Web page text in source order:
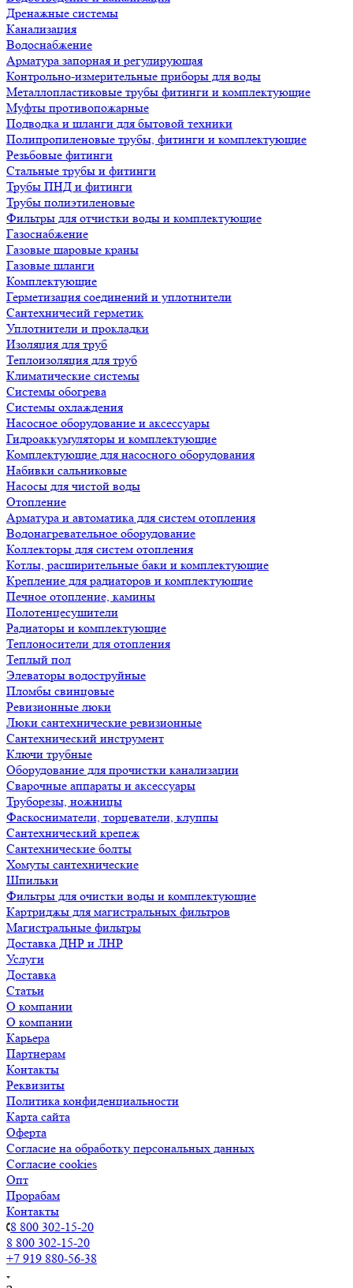
Дренажные системы
Канализация
Водоснабжение
Арматура запорная и регулирующая
Контрольно-измерительные приборы для воды
Металлопластиковые трубы фитинги и комплектующие
Муфты противопожарные
Подводка и шланги для бытовой техники
Полипропиленовые трубы, фитинги и комплектующие
Резьбовые фитинги
Стальные трубы и фитинги
Трубы ПНД и фитинги
Трубы полиэтиленовые
Фильтры для отчистки воды и комплектующие
Газоснабжение
Газовые шаровые краны
Газовые шланги
Комплектующие
Герметизация соединений и уплотнители
Сантехничесий герметик
Уплотнители и прокладки
Изоляция для труб
Теплоизоляция для труб
Климатические системы
Системы обогрева
Системы охлаждения
Насосное оборудование и аксессуары
Гидроаккумуляторы и комплектующие
Комплектующие для насосного оборудования
Набивки сальниковые
Насосы для чистой воды
Отопление
Арматура и автоматика для систем отопления
Водонагревательное оборудование
Коллекторы для систем отопления
Котлы, расширительные баки и комплектующие
Крепление для радиаторов и комплектующие
Печное отопление, камины
Полотенцесушители
Радиаторы и комплектующие
Теплоносители для отопления
Теплый пол
Элеваторы водоструйные
Пломбы свинцовые
Ревизионные люки
Люки сантехнические ревизионные
Сантехнический инструмент
Ключи трубные
Оборудование для прочистки канализации
Сварочные аппараты и аксессуары
Труборезы, ножницы
Фаскосниматели, торцеватели, клуппы
Сантехнический крепеж
Сантехнические болты
Хомуты сантехнические
Шпильки
Фильтры для очистки воды и комплектующие
Картриджы для магистральных фильтров
Магистральные фильтры
Доставка ДНР и ЛНР
Услуги
Доставка
Статьи
О компании
О компании
Карьера
Партнерам
Контакты
Реквизиты
Политика конфиденциальности
Карта сайта
Оферта
Согласие на обработку персональных данных
Согласие cookies
Опт
Прорабам
Контакты
8 800 302-15-20
8 800 302-15-20
+7 919 880-56-38